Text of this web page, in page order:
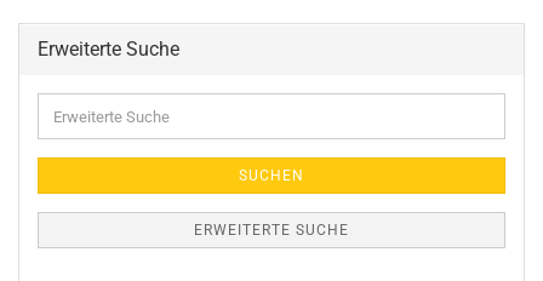
Erweiterte Suche
Suche
SUCHEN
ERWEITERTE SUCHE